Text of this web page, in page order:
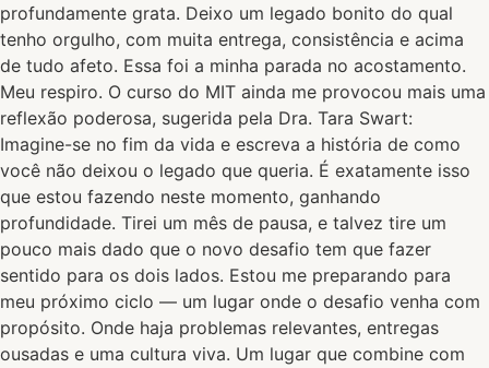
profundamente grata. Deixo um legado bonito do qual
tenho orgulho, com muita entrega, consistência e acima
de tudo afeto. Essa foi a minha parada no acostamento.
Meu respiro. O curso do MIT ainda me provocou mais uma
reflexão poderosa, sugerida pela Dra. Tara Swart:
Imagine-se no fim da vida e escreva a história de como
você não deixou o legado que queria. É exatamente isso
que estou fazendo neste momento, ganhando
profundidade. Tirei um mês de pausa, e talvez tire um
pouco mais dado que o novo desafio tem que fazer
sentido para os dois lados. Estou me preparando para
meu próximo ciclo — um lugar onde o desafio venha com
propósito. Onde haja problemas relevantes, entregas
ousadas e uma cultura viva. Um lugar que combine com